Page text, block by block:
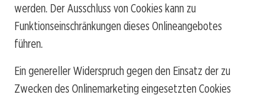
werden. Der Ausschluss von Cookies kann zu
Funktionseinschränkungen dieses Onlineangebotes
führen.
Ein genereller Widerspruch gegen den Einsatz der zu
Zwecken des Onlinemarketing eingesetzten Cookies